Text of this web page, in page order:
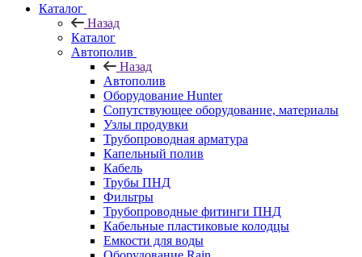
Каталог
Назад
Каталог
Автополив
Назад
Автополив
Оборудование Hunter
Сопутствующее оборудование, материалы
Узлы продувки
Трубопроводная арматура
Капельный полив
Кабель
Трубы ПНД
Фильтры
Трубопроводные фитинги ПНД
Кабельные пластиковые колодцы
Емкости для воды